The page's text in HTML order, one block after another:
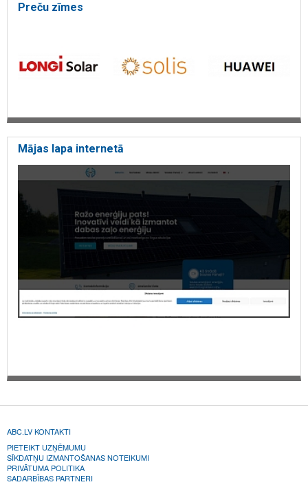
Preču zīmes
Mājas lapa internetā
ABC.LV KONTAKTI
PIETEIKT UZŅĒMUMU
SĪKDATŅU IZMANTOŠANAS NOTEIKUMI
PRIVĀTUMA POLITIKA
SADARBĪBAS PARTNERI